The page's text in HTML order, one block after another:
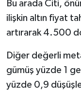
Bu arada Citi,
ilişkin altın fiyat
artırarak 4.500
Diğer değerli
gümüş yüzde 1
yüzde 0,9